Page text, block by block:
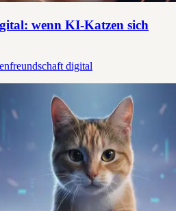
wenn KI-Katzen sich
digital